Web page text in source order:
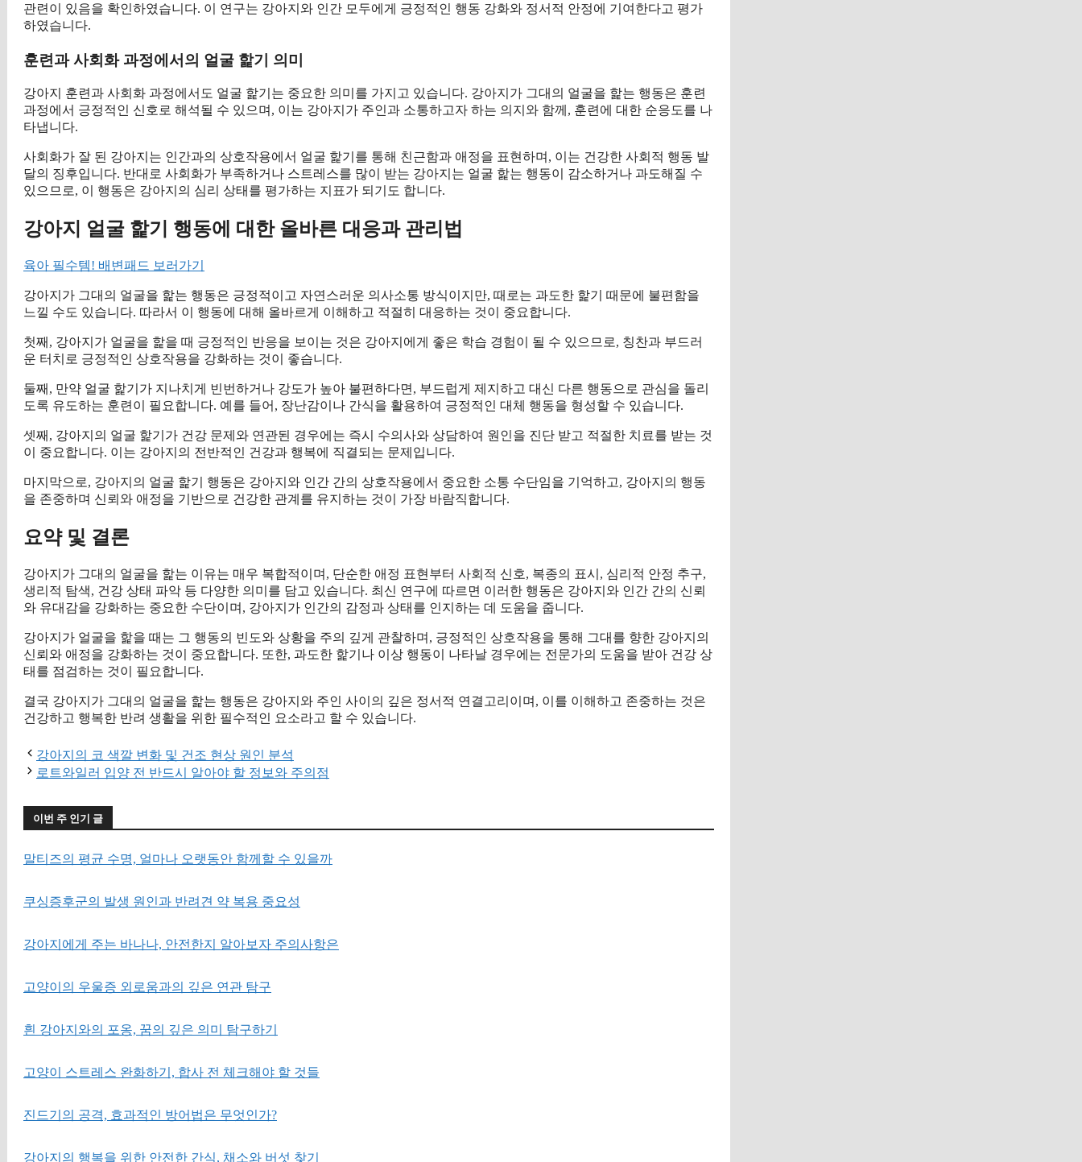
관련이 있음을 확인하였습니다. 이 연구는 강아지와 인간 모두에게 긍정적인 행동 강화와 정서적 안정에 기여한다고 평가
하였습니다.
훈련과 사회화 과정에서의 얼굴 핥기 의미
강아지 훈련과 사회화 과정에서도 얼굴 핥기는 중요한 의미를 가지고 있습니다. 강아지가 그대의 얼굴을 핥는 행동은 훈련
과정에서 긍정적인 신호로 해석될 수 있으며, 이는 강아지가 주인과 소통하고자 하는 의지와 함께, 훈련에 대한 순응도를 나
타냅니다.
사회화가 잘 된 강아지는 인간과의 상호작용에서 얼굴 핥기를 통해 친근함과 애정을 표현하며, 이는 건강한 사회적 행동 발
달의 징후입니다. 반대로 사회화가 부족하거나 스트레스를 많이 받는 강아지는 얼굴 핥는 행동이 감소하거나 과도해질 수
있으므로, 이 행동은 강아지의 심리 상태를 평가하는 지표가 되기도 합니다.
강아지 얼굴 핥기 행동에 대한 올바른 대응과 관리법
육아 필수템! 배변패드 보러가기
강아지가 그대의 얼굴을 핥는 행동은 긍정적이고 자연스러운 의사소통 방식이지만, 때로는 과도한 핥기 때문에 불편함을
느낄 수도 있습니다. 따라서 이 행동에 대해 올바르게 이해하고 적절히 대응하는 것이 중요합니다.
첫째, 강아지가 얼굴을 핥을 때 긍정적인 반응을 보이는 것은 강아지에게 좋은 학습 경험이 될 수 있으므로, 칭찬과 부드러
운 터치로 긍정적인 상호작용을 강화하는 것이 좋습니다.
둘째, 만약 얼굴 핥기가 지나치게 빈번하거나 강도가 높아 불편하다면, 부드럽게 제지하고 대신 다른 행동으로 관심을 돌리
도록 유도하는 훈련이 필요합니다. 예를 들어, 장난감이나 간식을 활용하여 긍정적인 대체 행동을 형성할 수 있습니다.
셋째, 강아지의 얼굴 핥기가 건강 문제와 연관된 경우에는 즉시 수의사와 상담하여 원인을 진단 받고 적절한 치료를 받는 것
이 중요합니다. 이는 강아지의 전반적인 건강과 행복에 직결되는 문제입니다.
마지막으로, 강아지의 얼굴 핥기 행동은 강아지와 인간 간의 상호작용에서 중요한 소통 수단임을 기억하고, 강아지의 행동
을 존중하며 신뢰와 애정을 기반으로 건강한 관계를 유지하는 것이 가장 바람직합니다.
요약 및 결론
강아지가 그대의 얼굴을 핥는 이유는 매우 복합적이며, 단순한 애정 표현부터 사회적 신호, 복종의 표시, 심리적 안정 추구,
생리적 탐색, 건강 상태 파악 등 다양한 의미를 담고 있습니다. 최신 연구에 따르면 이러한 행동은 강아지와 인간 간의 신뢰
와 유대감을 강화하는 중요한 수단이며, 강아지가 인간의 감정과 상태를 인지하는 데 도움을 줍니다.
강아지가 얼굴을 핥을 때는 그 행동의 빈도와 상황을 주의 깊게 관찰하며, 긍정적인 상호작용을 통해 그대를 향한 강아지의
신뢰와 애정을 강화하는 것이 중요합니다. 또한, 과도한 핥기나 이상 행동이 나타날 경우에는 전문가의 도움을 받아 건강 상
태를 점검하는 것이 필요합니다.
결국 강아지가 그대의 얼굴을 핥는 행동은 강아지와 주인 사이의 깊은 정서적 연결고리이며, 이를 이해하고 존중하는 것은
건강하고 행복한 반려 생활을 위한 필수적인 요소라고 할 수 있습니다.
강아지의 코 색깔 변화 및 건조 현상 원인 분석
로트와일러 입양 전 반드시 알아야 할 정보와 주의점
이번 주 인기 글
말티즈의 평균 수명, 얼마나 오랫동안 함께할 수 있을까
쿠싱증후군의 발생 원인과 반려견 약 복용 중요성
강아지에게 주는 바나나, 안전한지 알아보자 주의사항은
고양이의 우울증 외로움과의 깊은 연관 탐구
흰 강아지와의 포옹, 꿈의 깊은 의미 탐구하기
고양이 스트레스 완화하기, 합사 전 체크해야 할 것들
진드기의 공격, 효과적인 방어법은 무엇인가?
강아지의 행복을 위한 안전한 간식, 채소와 버섯 찾기